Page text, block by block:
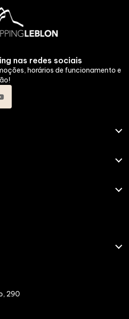
nas redes sociais
horários de funcionamento e
290